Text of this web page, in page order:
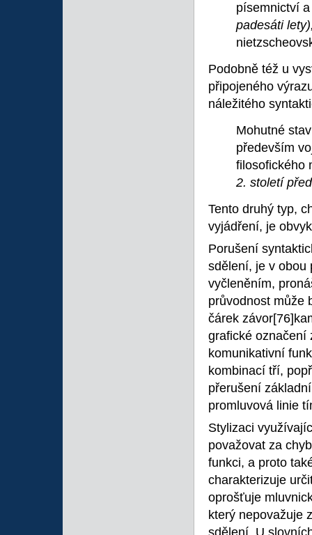
písemnictví
padesáti
Podobně též u
připojeného
náležitého
Mohutné
především
filosofického
2. století
Tento druhý typ,
vyjádření, je
Porušení
sdělení, je v obou
vyčleněním,
průvodnost může
čárek závor
grafické
komunikativní
kombinací tří,
přerušení
promluvová linie
Stylizaci
považovat za
funkci, a proto
charakterizuje
oprošťuje
který nepovažuje
sdělení. U